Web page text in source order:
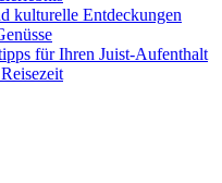
kulturelle Entdeckungen
für Ihren Juist-Aufenthalt